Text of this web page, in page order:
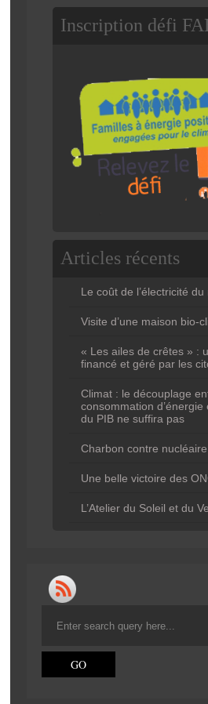
Inscription défi
Articles récents
Le coût de l’électricité du
Visite d’une maison bio-
« Les ailes de crêtes » :
financé et géré par les
Climat : le découplage
consommation d’énergie
du PIB ne suffira pas
Charbon contre
Une belle victoire des
L’Atelier du Soleil et du